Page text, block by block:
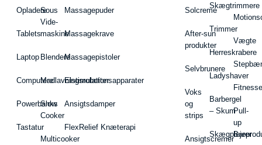
Opladere
Tablets
Laptop
Computere
Powerbanks
Tastatur
Sous
Vide-
maskine
Blendere
Madlavningsrobotter
Slow
Cooker
Multicooker
Massagepuder
Massagekrave
Massagepistoler
Elstimulationsapparater
Ansigtsdamper
FlexRelief Knæterapi
Solcreme
After-sun
produkter
Selvbrunere
Voks
og
strips
Ansigtscremer
Skægtrimmere
Trimmer
Herreskrabere
Ladyshaver
Barbergel
– Skum
Vægte
Pull-
up
Barer